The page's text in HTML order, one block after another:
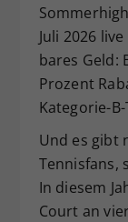
Juli 2026
bares Geld:
Prozent
Kategorie-
Und es gibt
Tennisfans,
In diesem
Court an